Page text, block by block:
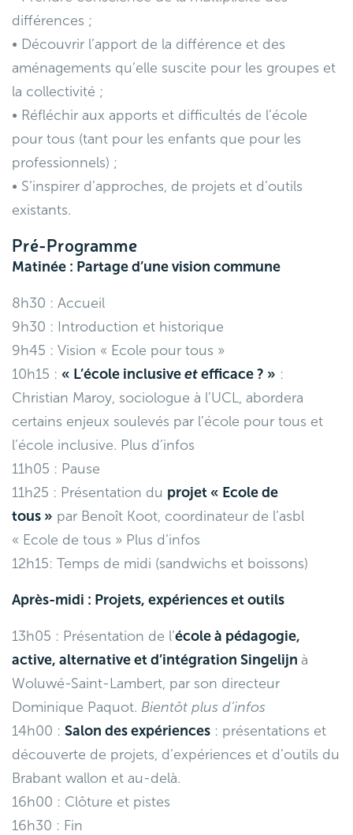
différences ;
• Découvrir l’apport de la différence et des
aménagements qu’elle suscite pour les groupes et
la collectivité ;
• Réfléchir aux apports et difficultés de l’école
pour tous (tant pour les enfants que pour les
professionnels) ;
• S’inspirer d’approches, de projets et d’outils
existants.
Pré-Programme
Matinée : Partage d’une vision commune
8h30 : Accueil
9h30 : Introduction et historique
9h45 : Vision « Ecole pour tous »
10h15 : « L’école inclusiveetefficace ? » :
Christian Maroy, sociologue à l’UCL, abordera
certains enjeux soulevés par l’école pour tous et
l’école inclusive. Plus d’infos
11h05 : Pause
11h25 : Présentation du projet « Ecole de
tous » par Benoît Koot, coordinateur de l’asbl
« Ecole de tous » Plus d’infos
12h15: Temps de midi (sandwichs et boissons)
Après-midi : Projets, expériences et outils
13h05 : Présentation de l’école à pédagogie,
active, alternative et d’intégration Singelijn à
Woluwé-Saint-Lambert, par son directeur
Dominique Paquot. Bientôt plus d’infos
14h00 : Salon des expériences : présentations et
découverte de projets, d’expériences et d’outils du
Brabant wallon et au-delà.
16h00 : Clôture et pistes
16h30 : Fin